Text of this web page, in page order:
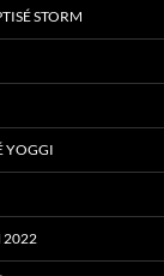
STORM
YOGGI
2022